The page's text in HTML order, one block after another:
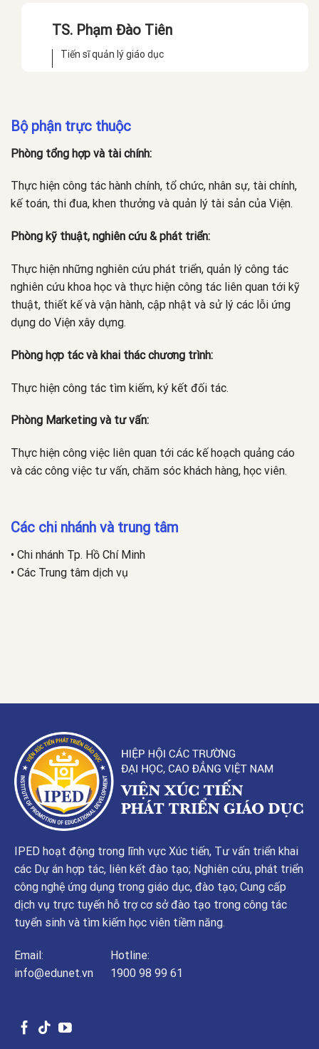
TS. Phạm Đào Tiên
Tiến sĩ quản lý giáo dục
Bộ phận trực thuộc
Phòng tổng hợp và tài chính:
Thực hiện công tác hành chính, tổ chức, nhân sự, tài chính,
kế toán, thi đua, khen thưởng và quản lý tài sản của Viện.
Phòng kỹ thuật, nghiên cứu & phát triển:
Thực hiện những nghiên cứu phát triển, quản lý công tác
nghiên cứu khoa học và thực hiện công tác liên quan tới kỹ
thuật, thiết kế và vận hành, cập nhật và sử lý các lỗi ứng
dụng do Viện xây dựng.
Phòng hợp tác và khai thác chương trình:
Thực hiện công tác tìm kiếm, ký kết đối tác.
Phòng Marketing và tư vấn:
Thực hiện công việc liên quan tới các kế hoạch quảng cáo
và các công việc tư vấn, chăm sóc khách hàng, học viên.
Các chi nhánh và trung tâm
• Chi nhánh Tp. Hồ Chí Minh
• Các Trung tâm dịch vụ
IPED hoạt động trong lĩnh vực Xúc tiến, Tư vấn triển khai
các Dự án hợp tác, liên kết đào tạo; Nghiên cứu, phát triển
công nghệ ứng dụng trong giáo dục, đào tạo; Cung cấp
dịch vụ trực tuyến hỗ trợ cơ sở đào tạo trong công tác
tuyển sinh và tìm kiếm học viên tiềm năng.
Email:
info@edunet.vn
Hotline:
1900 98 99 61